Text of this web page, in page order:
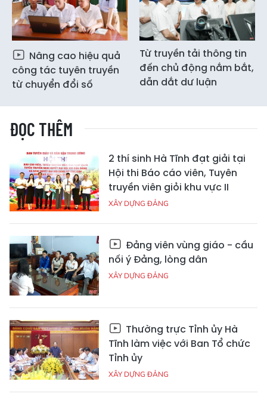
Nâng cao hiệu quả
công tác tuyên truyền
từ chuyển đổi số
Từ truyền tải thông tin
đến chủ động nắm bắt,
dẫn dắt dư luận
ĐỌC THÊM
2 thí sinh Hà Tĩnh đạt giải tại
Hội thi Báo cáo viên, Tuyên
truyền viên giỏi khu vực II
XÂY DỰNG ĐẢNG
Đảng viên vùng giáo - cầu
nối ý Đảng, lòng dân
XÂY DỰNG ĐẢNG
Thường trực Tỉnh ủy Hà
Tĩnh làm việc với Ban Tổ chức
Tỉnh ủy
XÂY DỰNG ĐẢNG